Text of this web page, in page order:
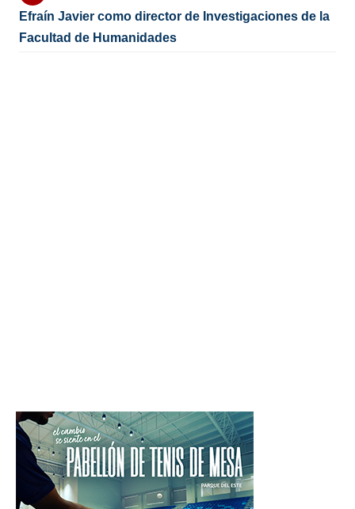
Efraín Javier como director de Investigaciones de la
Facultad de Humanidades